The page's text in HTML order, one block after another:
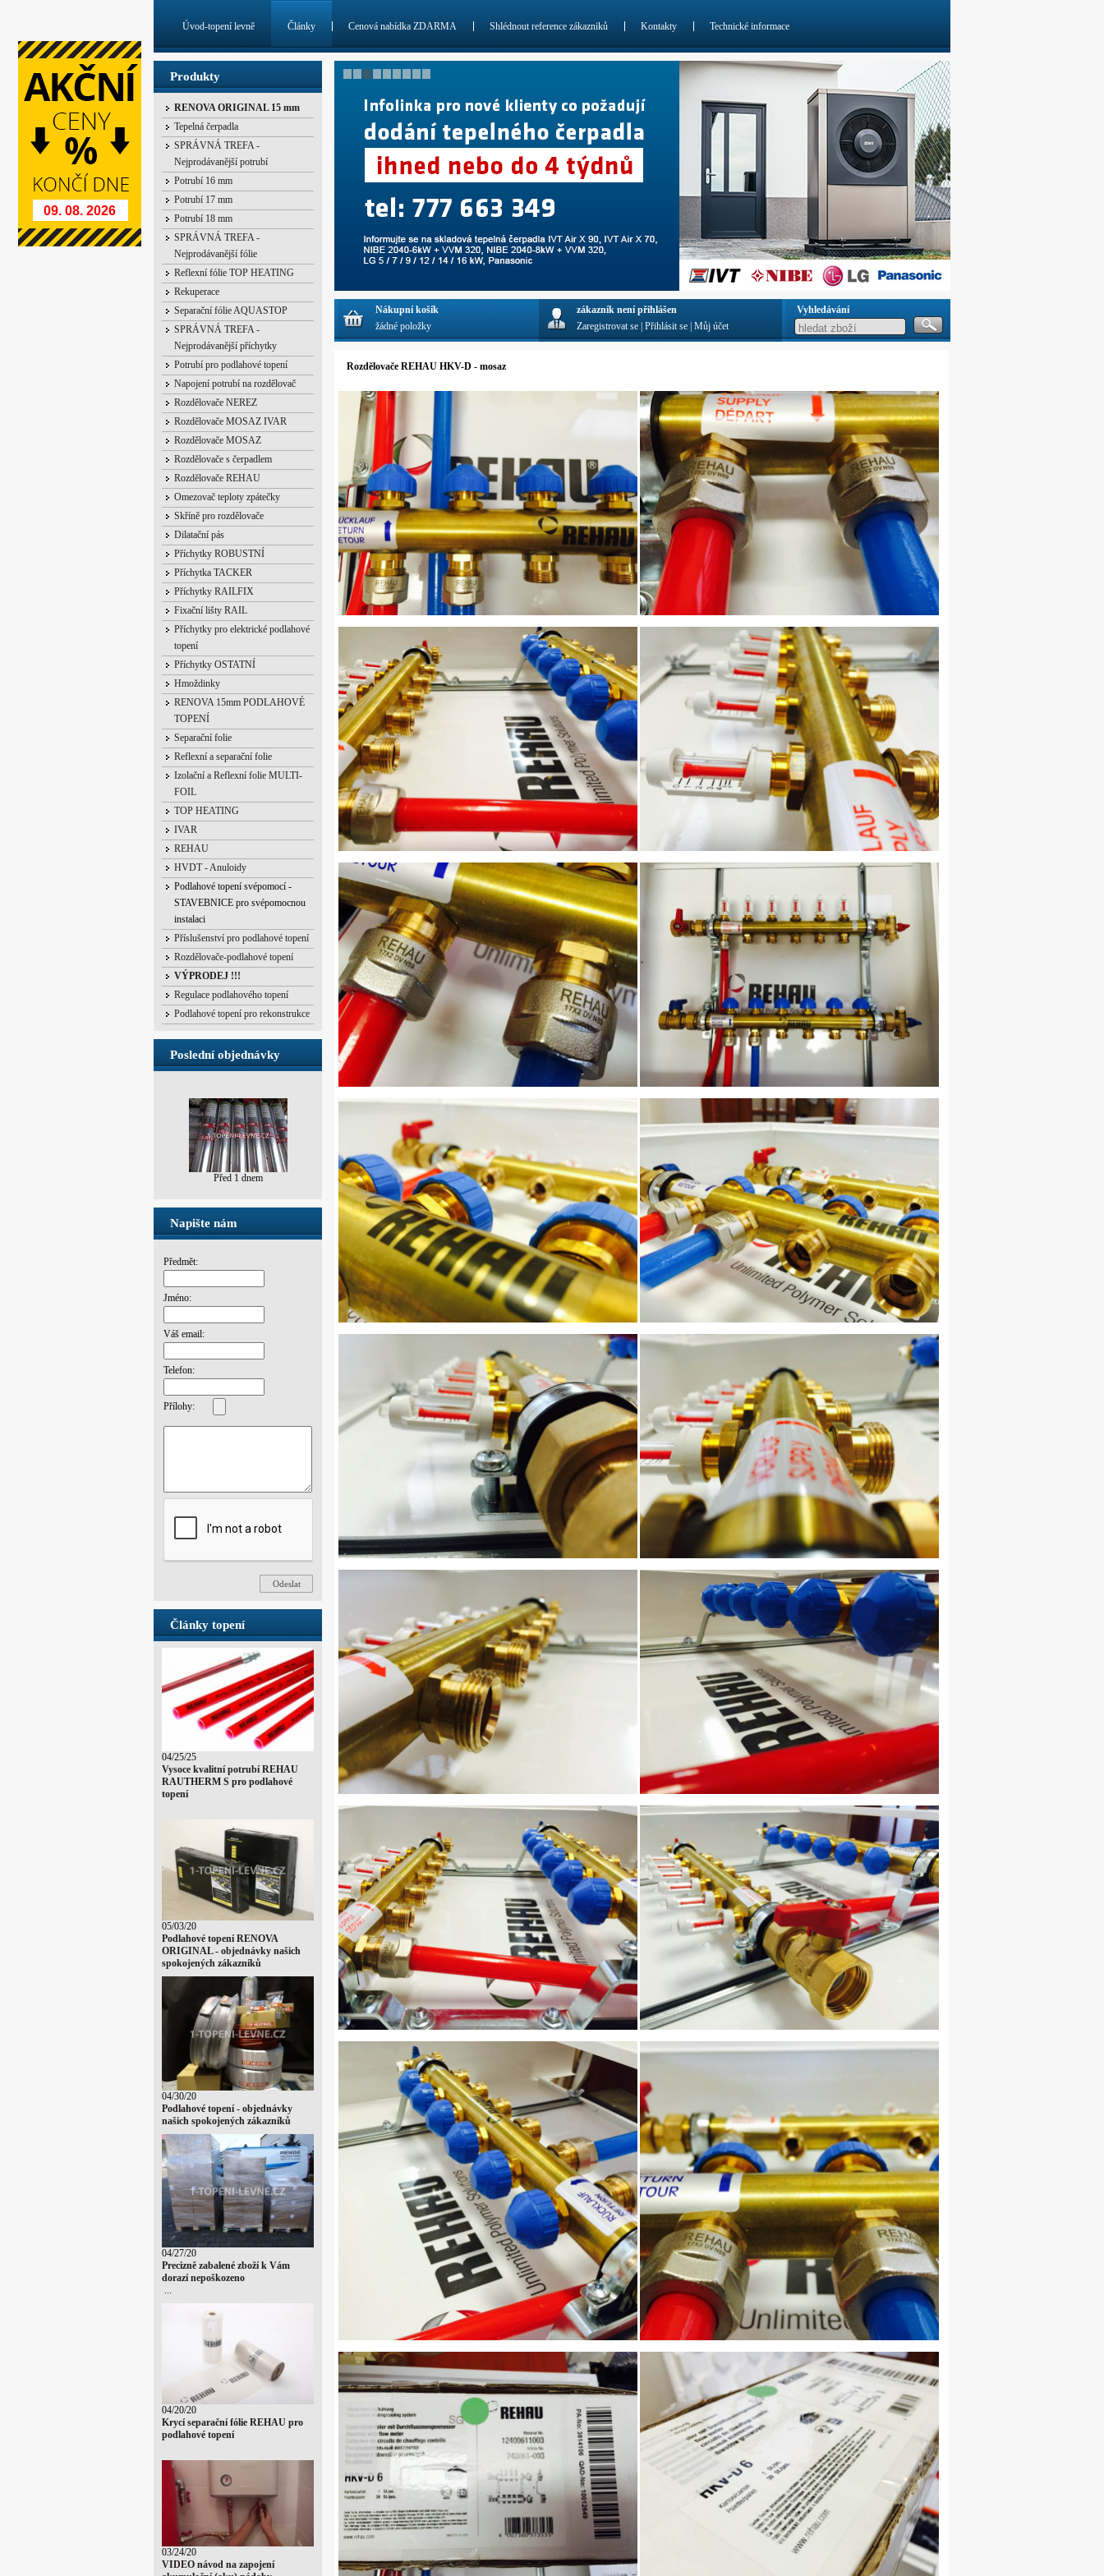
Produkty
RENOVA ORIGINAL 15 mm
Tepelná čerpadla
SPRÁVNÁ TREFA -
Nejprodávanější potrubí
Potrubí 16 mm
Potrubí 17 mm
Potrubí 18 mm
SPRÁVNÁ TREFA -
Nejprodávanější fólie
Reflexní fólie TOP HEATING
Rekuperace
Separační fólie AQUASTOP
SPRÁVNÁ TREFA -
Nejprodávanější příchytky
Potrubí pro podlahové topení
Napojení potrubí na rozdělovač
Rozdělovače NEREZ
Rozdělovače MOSAZ IVAR
Rozdělovače MOSAZ
Rozdělovače s čerpadlem
Rozdělovače REHAU
Omezovač teploty zpátečky
Skříně pro rozdělovače
Dilatační pás
Příchytky ROBUSTNÍ
Příchytka TACKER
Příchytky RAILFIX
Fixační lišty RAIL
Příchytky pro elektrické podlahové
topení
Příchytky OSTATNÍ
Hmoždinky
RENOVA 15mm PODLAHOVÉ
TOPENÍ
Separační folie
Reflexní a separační folie
Izolační a Reflexní folie MULTI-
FOIL
TOP HEATING
IVAR
REHAU
HVDT - Anuloidy
Podlahové topení svépomocí -
STAVEBNICE pro svépomocnou
instalaci
Příslušenství pro podlahové topení
Rozdělovače-podlahové topení
VÝPRODEJ !!!
Regulace podlahového topení
Podlahové topení pro rekonstrukce
Poslední objednávky
Napište nám
Předmět:
Jméno:
Váš email:
Telefon:
Přílohy:
Články topení
04/25/25
Vysoce kvalitní potrubí REHAU
RAUTHERM S pro podlahové
topení
05/03/20
Podlahové topení RENOVA
ORIGINAL - objednávky našich
spokojených zákazníků
04/30/20
Podlahové topení - objednávky
našich spokojených zákazníků
04/27/20
Precizně zabalené zboží k Vám
dorazí nepoškozeno
...
04/20/20
Krycí separační fólie REHAU pro
podlahové topení
03/24/20
VIDEO návod na zapojení
Rozdělovače REHAU HKV-D - mosaz
Úvod-topení levně Články Cenová nabídka ZDARMA Shlédnout reference zákazniků Kontakty Technické informace
Nákupní košík
žádné položky
zákazník není přihlášen
Zaregistrovat se Přihlásit se Můj účet
Vyhledávání
09. 08. 2026